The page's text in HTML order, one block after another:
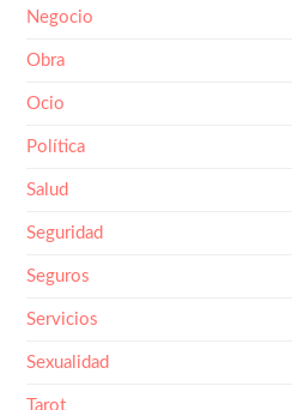
Negocio
Obra
Ocio
Política
Salud
Seguridad
Seguros
Servicios
Sexualidad
Tarot